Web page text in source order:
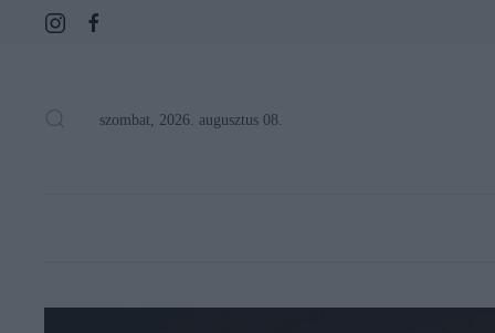
szombat, 2026. augusztus 08.